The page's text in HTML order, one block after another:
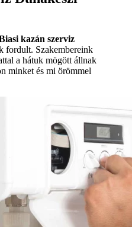
kazán szerviz
fordult. Szakembereink
a hátuk mögött állnak
minket és mi örömmel